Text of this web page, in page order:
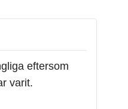
eftersom
varit.